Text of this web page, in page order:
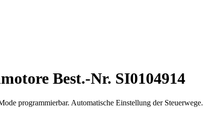
Best.-Nr. SI0104914
programmierbar. Automatische Einstellung der Steuerwege.